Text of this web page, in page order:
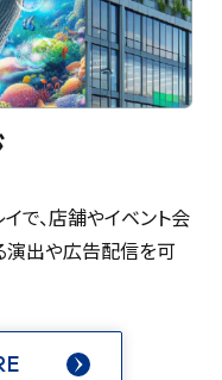
で、店舗やイベント会
演出や広告配信を可